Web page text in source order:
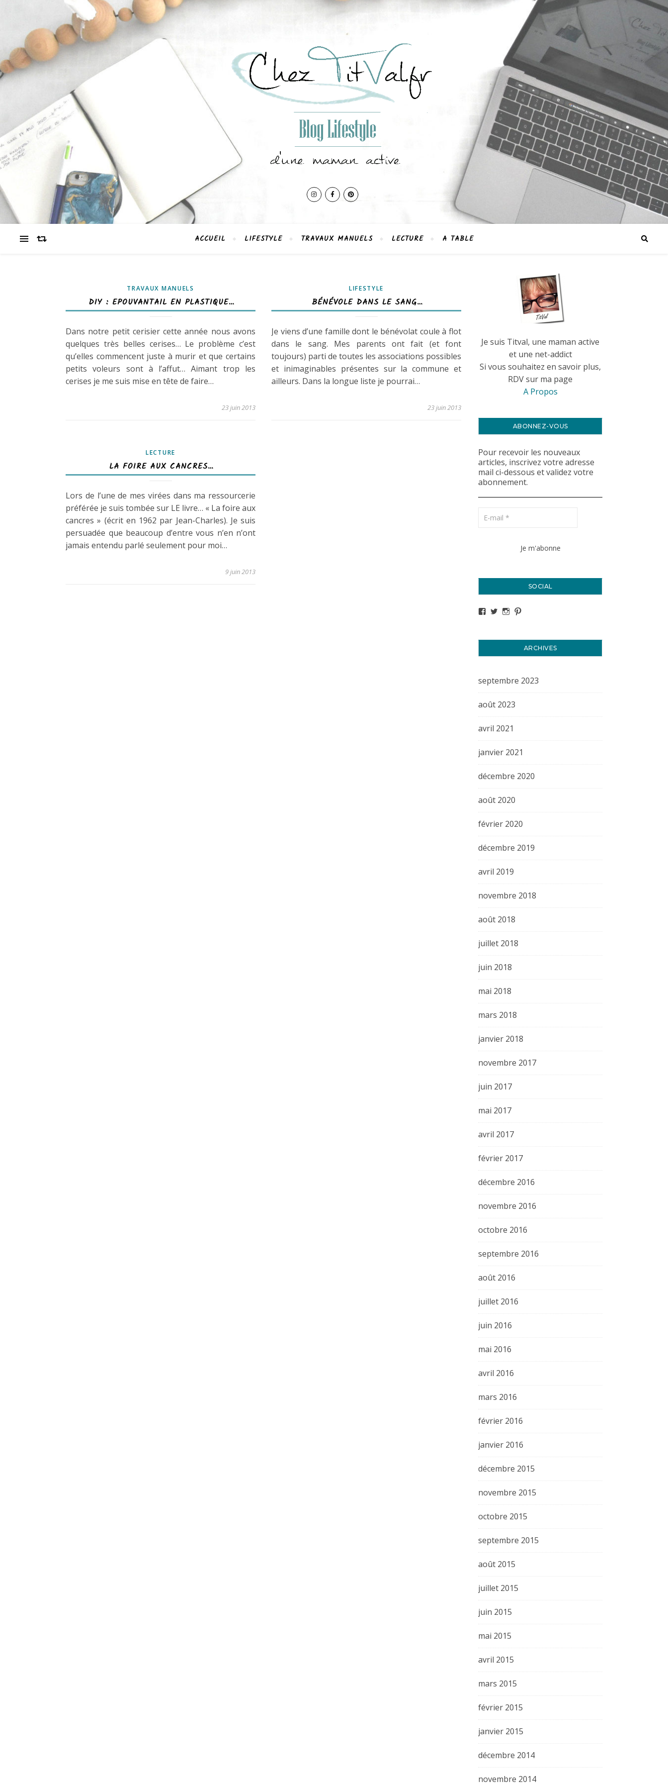
ACCUEIL LIFESTYLE TRAVAUX MANUELS LECTURE A TABLE
TRAVAUX MANUELS
DIY : EPOUVANTAIL EN PLASTIQUE…
Dans notre petit cerisier cette année nous avons
quelques très belles cerises… Le problème c’est
qu’elles commencent juste à murir et que certains
petits voleurs sont à l’affut… Aimant trop les
cerises je me suis mise en tête de faire…
23 juin 2013
LIFESTYLE
BÉNÉVOLE DANS LE SANG…
Je viens d’une famille dont le bénévolat coule à flot
dans le sang. Mes parents ont fait (et font
toujours) parti de toutes les associations possibles
et inimaginables présentes sur la commune et
ailleurs. Dans la longue liste je pourrai…
23 juin 2013
LECTURE
LA FOIRE AUX CANCRES…
Lors de l’une de mes virées dans ma ressourcerie
préférée je suis tombée sur LE livre… « La foire aux
cancres » (écrit en 1962 par Jean-Charles). Je suis
persuadée que beaucoup d’entre vous n’en n’ont
jamais entendu parlé seulement pour moi…
9 juin 2013
Je suis Titval, une maman active
et une net-addict
Si vous souhaitez en savoir plus,
RDV sur ma page
A Propos
ABONNEZ-VOUS
Pour recevoir les nouveaux
articles, inscrivez votre adresse
mail ci-dessous et validez votre
abonnement.
SOCIAL
Voir le profil de titval35 sur Facebook
Voir le profil de titval35 sur Twitter
Voir le profil de titval35 sur Instagram
ARCHIVES
septembre 2023
août 2023
avril 2021
janvier 2021
décembre 2020
août 2020
février 2020
décembre 2019
avril 2019
novembre 2018
août 2018
juillet 2018
juin 2018
mai 2018
mars 2018
janvier 2018
novembre 2017
juin 2017
mai 2017
avril 2017
février 2017
décembre 2016
novembre 2016
octobre 2016
septembre 2016
août 2016
juillet 2016
juin 2016
mai 2016
avril 2016
mars 2016
février 2016
janvier 2016
décembre 2015
novembre 2015
octobre 2015
septembre 2015
août 2015
juillet 2015
juin 2015
mai 2015
avril 2015
mars 2015
février 2015
janvier 2015
décembre 2014
novembre 2014
Pour recevoir les nouveaux
articles, inscrivez votre
adresse mail ci-dessous et
validez votre abonnement.